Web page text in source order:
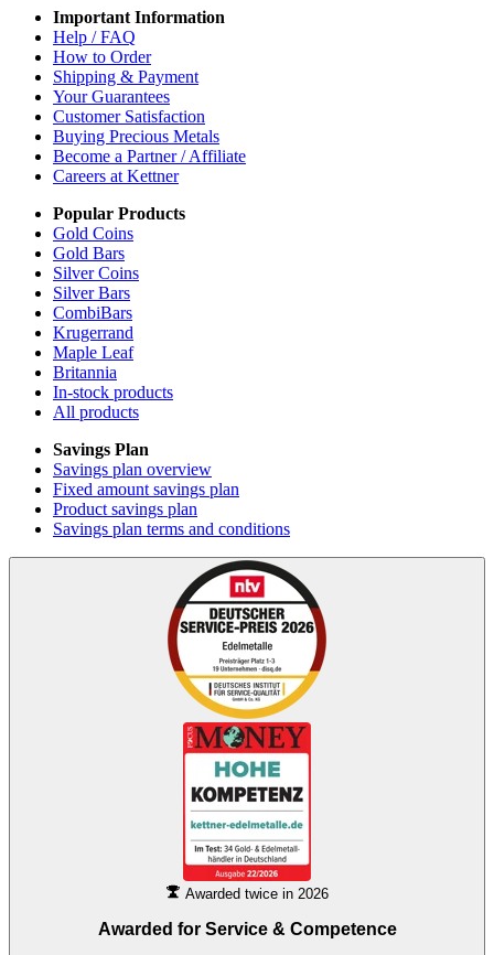
Important Information
Help / FAQ
How to Order
Shipping & Payment
Your Guarantees
Customer Satisfaction
Buying Precious Metals
Become a Partner / Affiliate
Careers at Kettner
Popular Products
Gold Coins
Gold Bars
Silver Coins
Silver Bars
CombiBars
Krugerrand
Maple Leaf
Britannia
In-stock products
All products
Savings Plan
Savings plan overview
Fixed amount savings plan
Product savings plan
Savings plan terms and conditions
Awarded twice in 2026
Awarded for Service & Competence